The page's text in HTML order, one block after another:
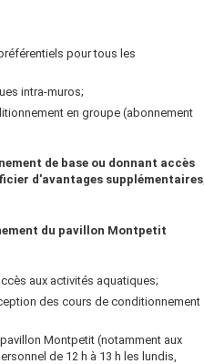
pour tous les
intra-muros;
en groupe (abonnement
de base ou donnant accès
d'avantages
du pavillon Montpetit
aux activités aquatiques;
des cours de conditionnement
Montpetit (notamment aux
de 12 h à 13 h les lundis,